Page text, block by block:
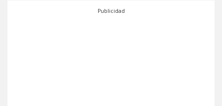
Publicidad